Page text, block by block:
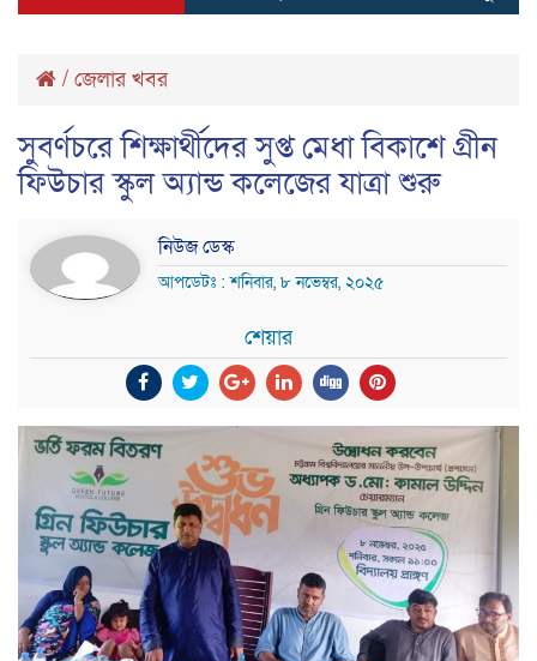
/ জেলার খবর
সুবর্ণচরে শিক্ষার্থীদের সুপ্ত মেধা বিকাশে গ্রীন
ফিউচার স্কুল অ্যান্ড কলেজের যাত্রা শুরু
নিউজ ডেস্ক
আপডেটঃ : শনিবার, ৮ নভেম্বর, ২০২৫
শেয়ার